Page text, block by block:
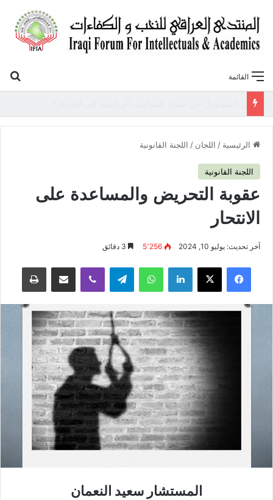
القائمة
الرئيسية / اللجان / اللجنة القانونية
اللجنة القانونية
عقوبة التحريض والمساعدة على
الانتحار
آخر تحديث: يوليو 10, 2024 5٬256
فيسبوك لينكدإن واتساب
المستشار سعيد النعمان